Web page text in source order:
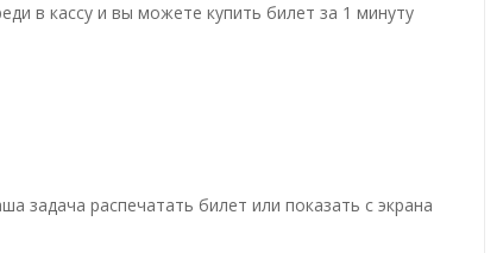
в кассу и вы можете купить билет за 1 минуту
задача распечатать билет или показать с экрана